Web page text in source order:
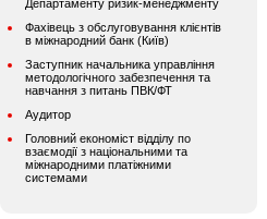
Департаменту ризик-менеджменту
Фахівець з обслуговування клієнтів
в міжнародний банк (Київ)
Заступник начальника управління
методологічного забезпечення та
навчання з питань ПВК/ФТ
Аудитор
Головний економіст відділу по
взаємодії з національними та
міжнародними платіжними
системами